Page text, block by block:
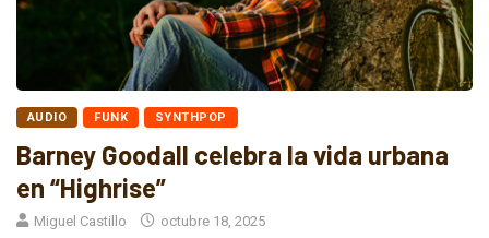
AUDIO FUNK SYNTHPOP
Barney Goodall celebra la vida urbana
en “Highrise”
Miguel Castillo octubre 18, 2025